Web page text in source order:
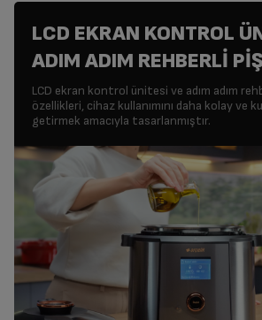
LCD EKRAN KONTROL
ADIM ADIM REHBERLİ
LCD ekran kontrol ünitesi ve adım adım
özellikleri, cihaz kullanımını daha kolay ve
getirmek amacıyla tasarlanmıştır.